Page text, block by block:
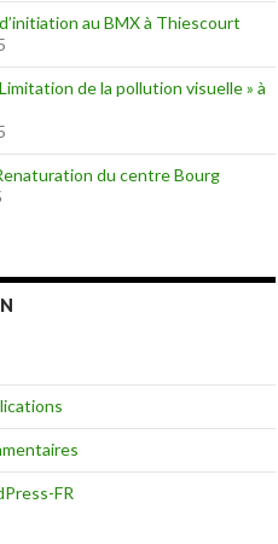
au BMX à Thiescourt
de la pollution visuelle » à
du centre Bourg
FR